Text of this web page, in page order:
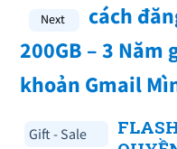
cách
200GB – 3 Năm
khoản Gmail
Gift - Sale